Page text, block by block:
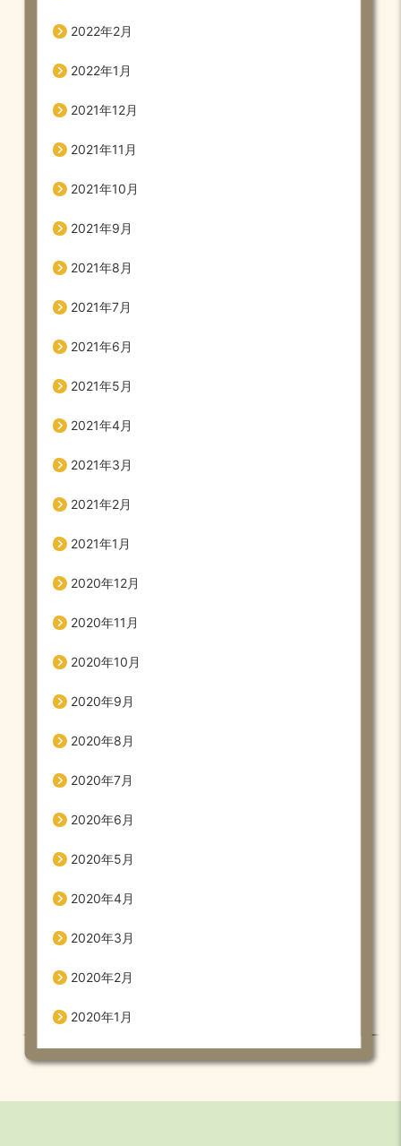
2022年2月
2022年1月
2021年12月
2021年11月
2021年10月
2021年9月
2021年8月
2021年7月
2021年6月
2021年5月
2021年4月
2021年3月
2021年2月
2021年1月
2020年12月
2020年11月
2020年10月
2020年9月
2020年8月
2020年7月
2020年6月
2020年5月
2020年4月
2020年3月
2020年2月
2020年1月